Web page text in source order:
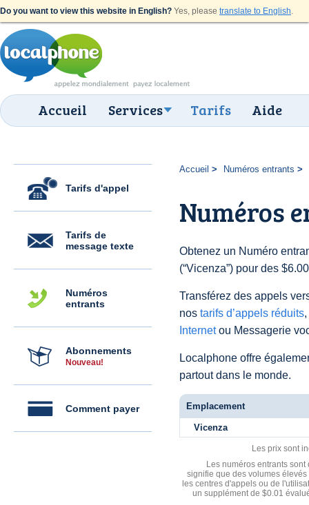
Do you want to view this website in English? Yes, please translate to English.
Accueil Services Tarifs Aide
Tarifs d'appel
Tarifs de
message texte
Numéros
entrants
Abonnements
Nouveau!
Comment payer
Accueil Numéros entrants
Numéros
Obtenez un Numéro
(“Vicenza”) pour des
Transférez des appels
nos tarifs d’appels réduits
Internetou Messagerie
Localphone offre
partout dans le monde.
Emplacement
Vicenza
Les prix sont
Les numéros entrants
signifie que des volumes
les centres d'appels ou de
un supplément de $0.01